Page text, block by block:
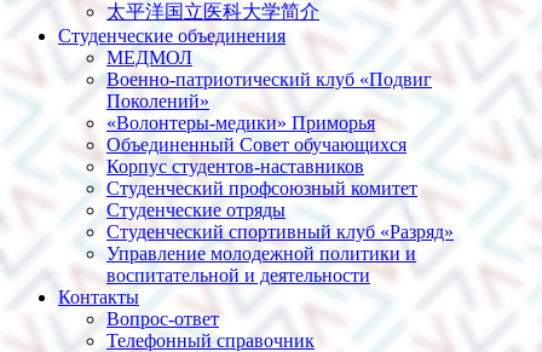
太平洋国立医科大学简介
Студенческие объединения
МЕДМОЛ
Военно-патриотический клуб «Подвиг
Поколений»
«Волонтеры-медики» Приморья
Объединенный Совет обучающихся
Корпус студентов-наставников
Студенческий профсоюзный комитет
Студенческие отряды
Студенческий спортивный клуб «Разряд»
Управление молодежной политики и
воспитательной и деятельности
Контакты
Вопрос-ответ
Телефонный справочник